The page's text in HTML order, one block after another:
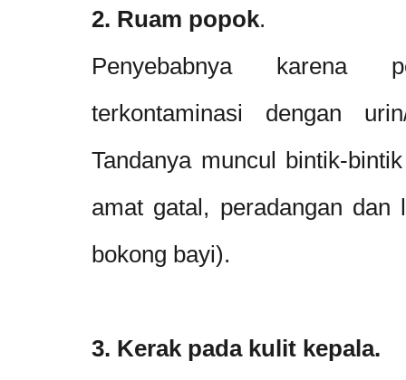
2. Ruam popok.
Penyebabnya karena
terkontaminasi dengan
Tandanya muncul bintik-
amat gatal, peradangan
bokong bayi).
3. Kerak pada kulit kepala.